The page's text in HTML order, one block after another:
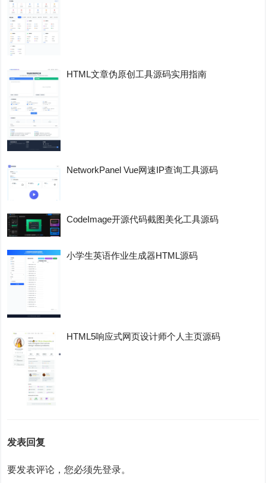
HTML文章伪原创工具源码实用指南
NetworkPanel Vue网速IP查询工具源码
CodeImage开源代码截图美化工具源码
小学生英语作业生成器HTML源码
HTML5响应式网页设计师个人主页源码
发表回复
要发表评论，您必须先登录。